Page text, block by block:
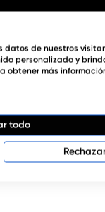
jabones o
¡Consíguelo
datos de nuestros
personalizado y
obtener más
todo